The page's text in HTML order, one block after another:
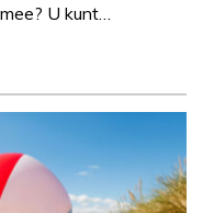
U kunt…